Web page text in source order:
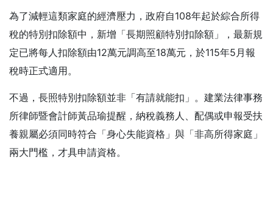
為了減輕這類家庭的經濟壓力，政府自108年起於綜合所得
稅的特別扣除額中，新增「長期照顧特別扣除額」，最新規
定已將每人扣除額由12萬元調高至18萬元，於115年5月報
稅時正式適用。
不過，長照特別扣除額並非「有請就能扣」。建業法律事務
所律師暨會計師黃品瑜提醒，納稅義務人、配偶或申報受扶
養親屬必須同時符合「身心失能資格」與「非高所得家庭」
兩大門檻，才具申請資格。